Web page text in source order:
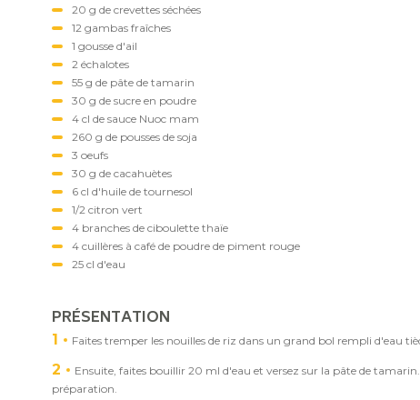
20 g de crevettes séchées
12 gambas fraîches
1 gousse d'ail
2 échalotes
55 g de pâte de tamarin
30 g de sucre en poudre
4 cl de sauce Nuoc mam
260 g de pousses de soja
3 oeufs
30 g de cacahuètes
6 cl d'huile de tournesol
1/2 citron vert
4 branches de ciboulette thaïe
4 cuillères à café de poudre de piment rouge
25 cl d'eau
PRÉSENTATION
1 Faites tremper les nouilles de riz dans un grand bol rempli d'eau
2
Ensuite, faites bouillir 20 ml d'eau et versez sur la pâte de
préparation.